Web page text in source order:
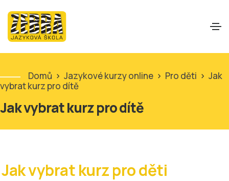
Domů > Jazykové kurzy online > Pro děti > Jak
vybrat kurz pro dítě
Jak vybrat kurz pro dítě
Jak vybrat kurz pro děti